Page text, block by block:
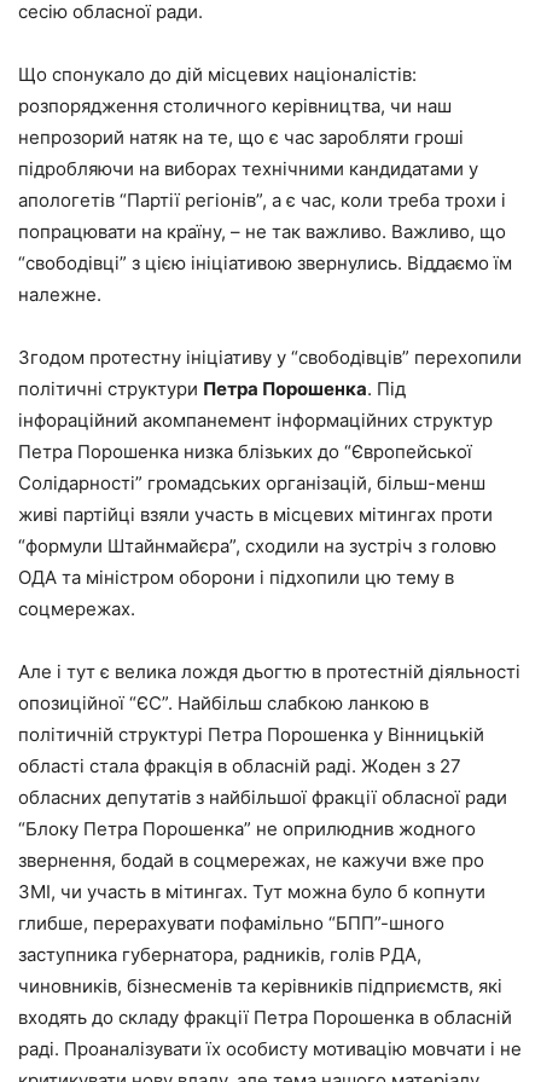
сесію обласної ради.
Що спонукало до дій місцевих націоналістів:
розпорядження столичного керівництва, чи наш
непрозорий натяк на те, що є час заробляти гроші
підробляючи на виборах технічними кандидатами у
апологетів “Партії регіонів”, а є час, коли треба трохи і
попрацювати на країну, – не так важливо. Важливо, що
“свободівці” з цією ініціативою звернулись. Віддаємо їм
належне.
Згодом протестну ініціативу у “свободівців” перехопили
політичні структури Петра Порошенка. Під
інфораційний акомпанемент інформаційних структур
Петра Порошенка низка блізьких до “Європейської
Солідарності” громадських організацій, більш-менш
живі партійці взяли участь в місцевих мітингах проти
“формули Штайнмайєра”, сходили на зустріч з головю
ОДА та міністром оборони і підхопили цю тему в
соцмережах.
Але і тут є велика лождя дьогтю в протестній діяльності
опозиційної “ЄС”. Найбільш слабкою ланкою в
політичній структурі Петра Порошенка у Вінницькій
області стала фракція в обласній раді. Жоден з 27
обласних депутатів з найбільшої фракції обласної ради
“Блоку Петра Порошенка” не оприлюднив жодного
звернення, бодай в соцмережах, не кажучи вже про
ЗМІ, чи участь в мітингах. Тут можна було б копнути
глибше, перерахувати пофамільно “БПП”-шного
заступника губернатора, радників, голів РДА,
чиновників, бізнесменів та керівників підприємств, які
входять до складу фракції Петра Порошенка в обласній
раді. Проаналізувати їх особисту мотивацію мовчати і не